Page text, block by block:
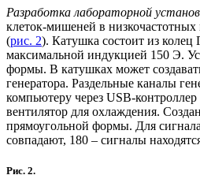
Разработка лабораторной
клеток-мишеней в низкочастотных
(рис. 2). Катушка состоит из
максимальной индукцией 150 Э.
формы. В катушках может
генератора. Раздельные каналы
компьютеру через USB-
вентилятор для охлаждения.
прямоугольной формы. Для
совпадают, 180 – сигналы
Рис. 2.